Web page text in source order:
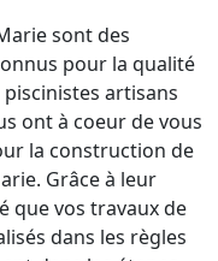
sont des
pour la qualité
artisans
ont à coeur de vous
la construction de
Grâce à leur
que vos travaux de
dans les règles